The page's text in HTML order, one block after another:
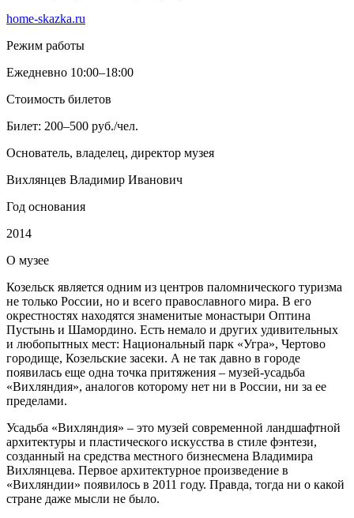
home-skazka.ru
Режим работы
Ежедневно 10:00–18:00
Стоимость билетов
Билет: 200–500 руб./чел.
Основатель, владелец, директор музея
Вихлянцев Владимир Иванович
Год основания
2014
О музее
Козельск является одним из центров паломнического туризма
не только России, но и всего православного мира. В его
окрестностях находятся знаменитые монастыри Оптина
Пустынь и Шамордино. Есть немало и других удивительных
и любопытных мест: Национальный парк «Угра», Чертово
городище, Козельские засеки. А не так давно в городе
появилась еще одна точка притяжения – музей-усадьба
«Вихляндия», аналогов которому нет ни в России, ни за ее
пределами.
Усадьба «Вихляндия» – это музей современной ландшафтной
архитектуры и пластического искусства в стиле фэнтези,
созданный на средства местного бизнесмена Владимира
Вихлянцева. Первое архитектурное произведение в
«Вихляндии» появилось в 2011 году. Правда, тогда ни о какой
стране даже мысли не было.